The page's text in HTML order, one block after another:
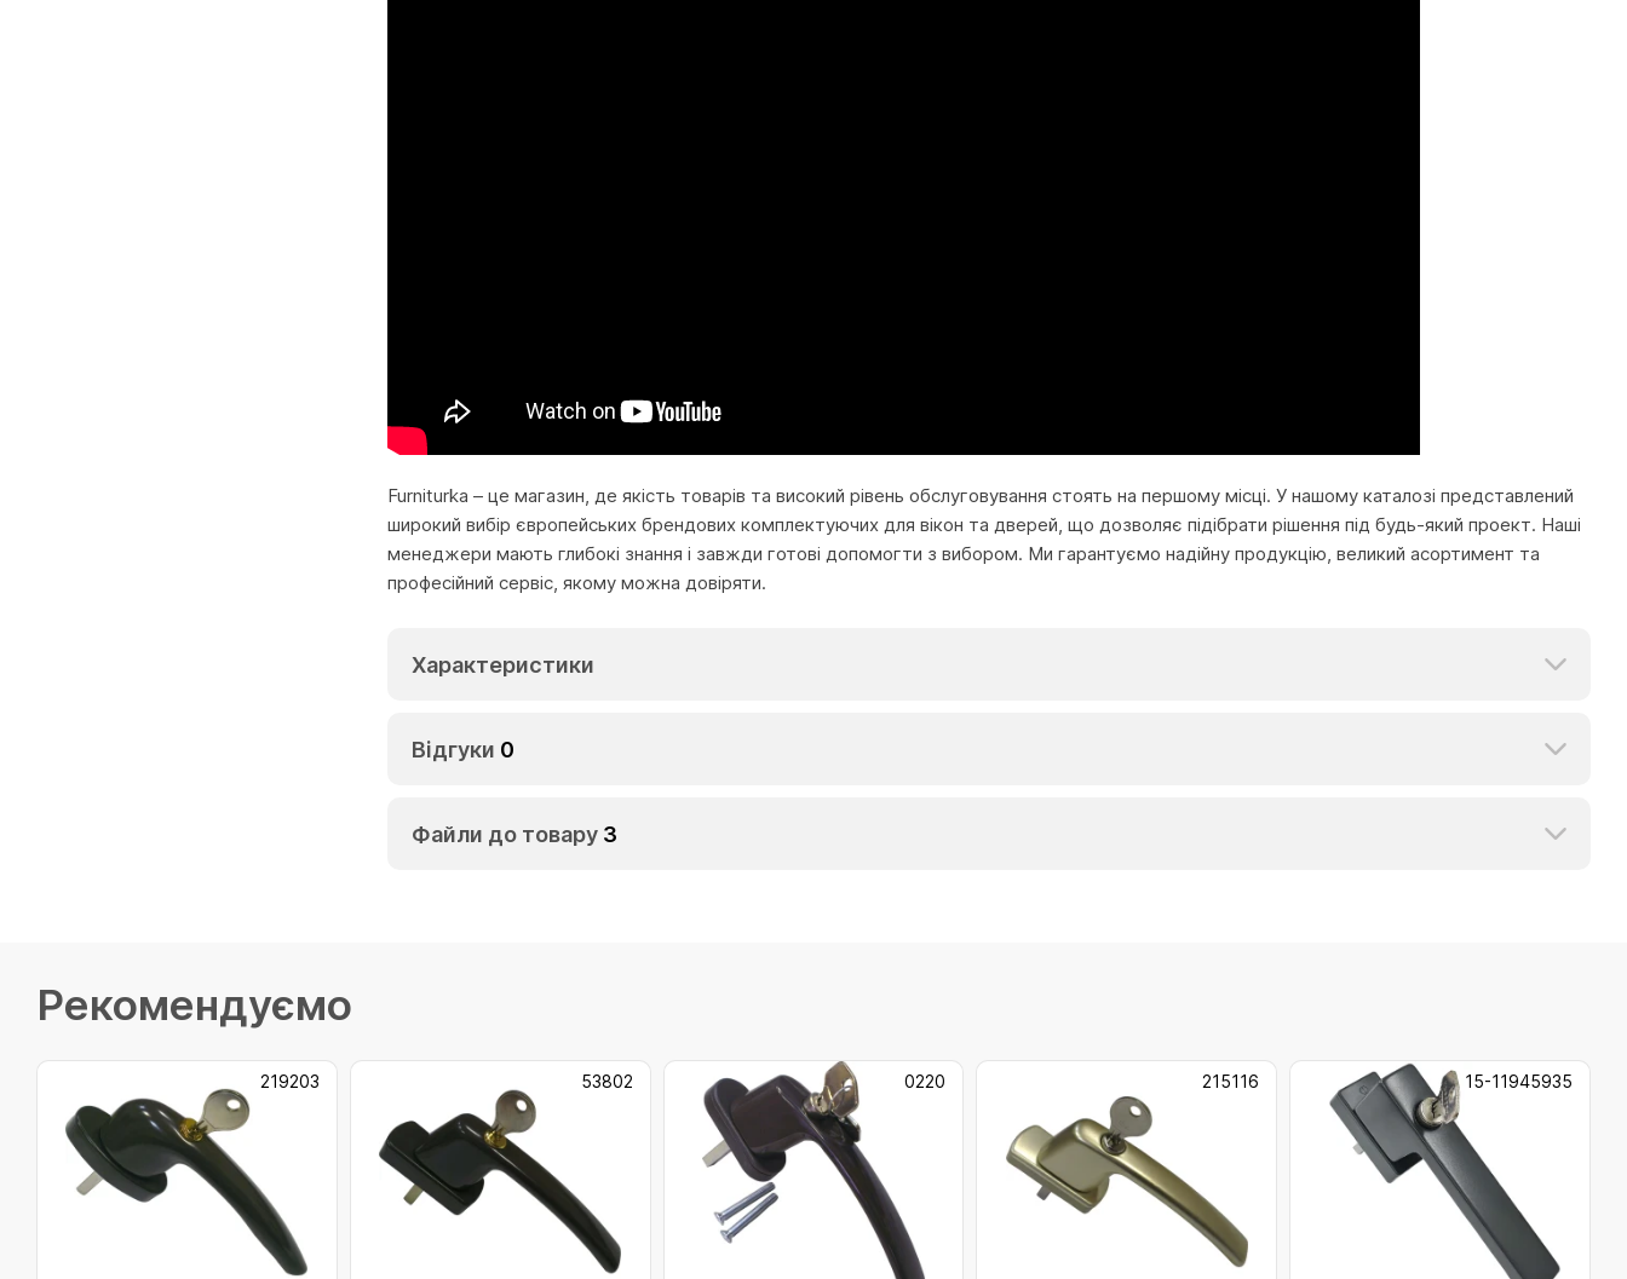
Furniturka – це магазин, де якість товарів та високий рівень обслуговування стоять на першому місці. У нашому каталозі представлений
широкий вибір європейських брендових комплектуючих для вікон та дверей, що дозволяє підібрати рішення під будь-який проект. Наші
менеджери мають глибокі знання і завжди готові допомогти з вибором. Ми гарантуємо надійну продукцію, великий асортимент та
професійний сервіс, якому можна довіряти.
Характеристики
Відгуки 0
Файли до товару 3
Рекомендуємо
219203 53802 0220 215116 15-11945935